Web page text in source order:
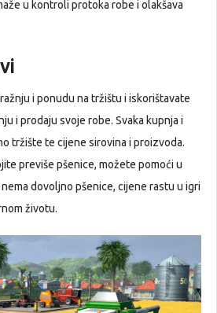
u kontroli protoka robe i olakšava
i ponudu na tržištu i iskorištavate
i prodaju svoje robe. Svaka kupnja i
tržište te cijene sirovina i proizvoda.
previše pšenice, možete pomoći u
dovoljno pšenice, cijene rastu u igri
životu.